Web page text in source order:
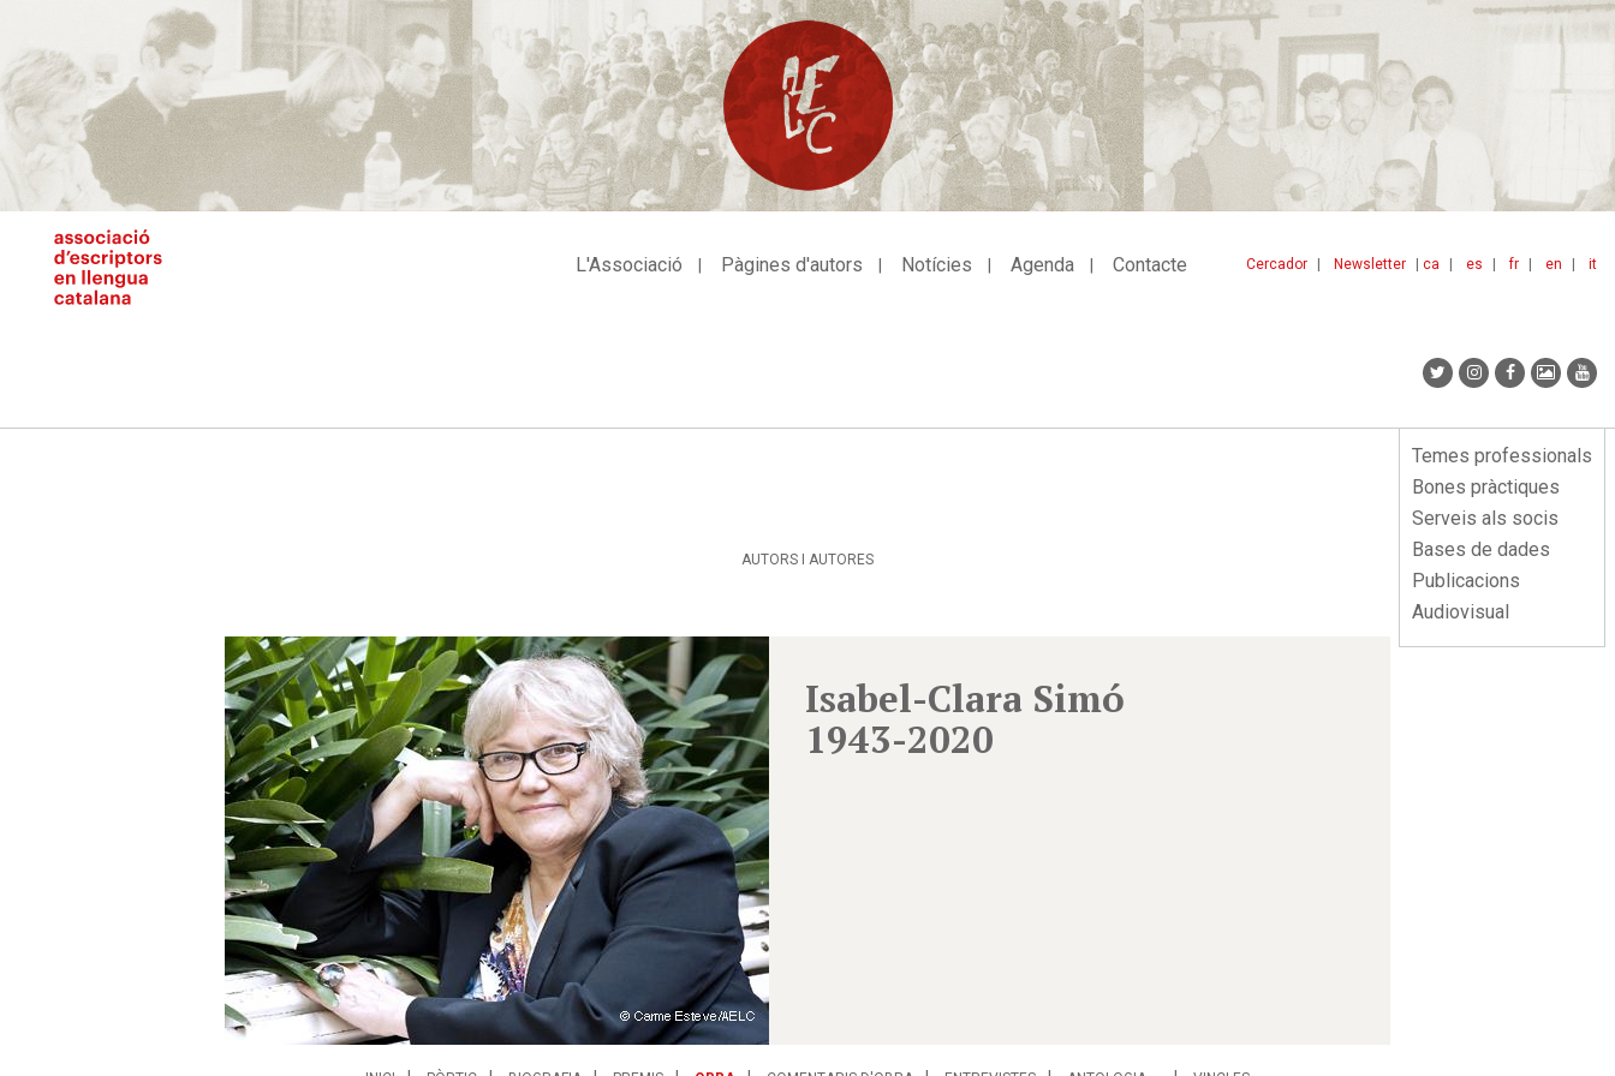
contingut
ca es fr en it
Cercador Newsletter
L'Associació Pàgines d'autors Notícies Agenda Contacte
Menu
lateral
Temes professionals
Bones pràctiques
Serveis als socis
Bases de dades
Publicacions
Audiovisual
AUTORS I AUTORES
Isabel-Clara Simó
1943-2020